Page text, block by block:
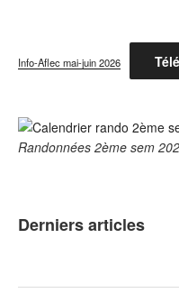
Info-Aflec mai-juin 2026
Randonnées 2ème sem
Derniers articles